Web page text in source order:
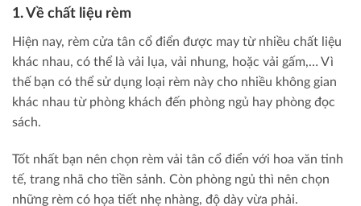
1. Về chất liệu rèm
Hiện nay, rèm cửa tân cổ điển được may từ nhiều chất liệu
khác nhau, có thể là vải lụa, vải nhung, hoặc vải gấm,… Vì
thế bạn có thể sử dụng loại rèm này cho nhiều không gian
khác nhau từ phòng khách đến phòng ngủ hay phòng đọc
sách.
Tốt nhất bạn nên chọn rèm vải tân cổ điển với hoa văn tinh
tế, trang nhã cho tiền sảnh. Còn phòng ngủ thì nên chọn
những rèm có họa tiết nhẹ nhàng, độ dày vừa phải.